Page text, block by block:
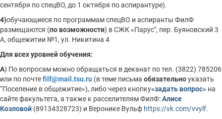
сентября по спецВО, до 1 октября по аспирантуре).
4)обучающиеся по программам спецВО и аспиранты ФилФ
размещаются (по возможности) в СЖК «Парус", пер. Буяновский 3
А, общежитии №1, ул. Никитина 4
Для всех уровней обучения:
А) По вопросам можно обращаться в деканат по тел. (3822) 785206
или по почтеfilf@mail.tsu.ru (в теме письма обязательноуказать
“Поселение в общежитие»), либо через кнопку«задать вопрос» на
сайте факультета, а также к расселителям ФилФ:Алисе
Козловой (89134328723) и Веронике Вульф https://vk.com/vvylf.